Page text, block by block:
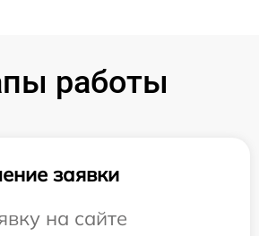
работы
заявки
на сайте